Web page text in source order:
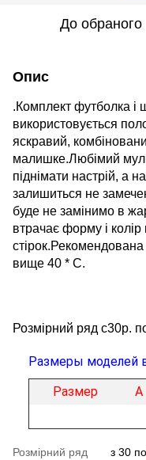
До обраного
Опис
.Комплект футболка і
використовується
яскравий,
малишке.Любімий
піднімати настрій, а
залишиться не
буде не замінимо в
втрачає форму і колір
вище 40 * С.
Розмірний ряд с30р.
Размеры моделей
Размер
А
Розмірний ряд
з 30